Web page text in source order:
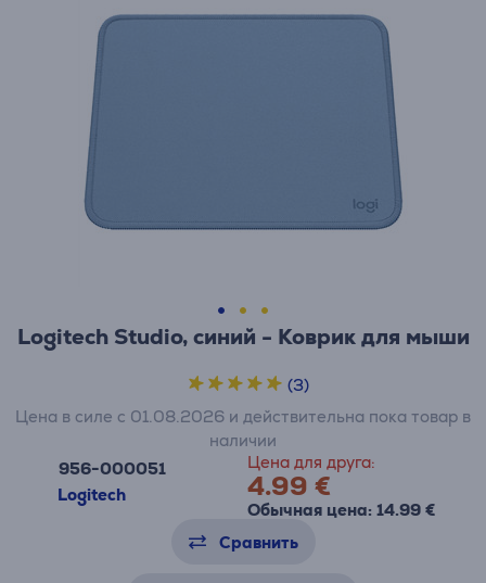
Logitech Studio, синий - Коврик для мыши
956-000051
Logitech
Цена для друга:
4.99 €
Обычная цена: 14.99 €
Цена в силе с 01.08.2026 и действительна пока товар в
наличии
(3)
Сравнить